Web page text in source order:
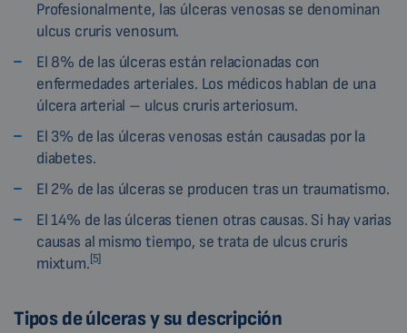
Profesionalmente, las úlceras venosas se denominan
ulcus cruris venosum.
El 8% de las úlceras están relacionadas con
enfermedades arteriales. Los médicos hablan de una
úlcera arterial – ulcus cruris arteriosum.
El 3% de las úlceras venosas están causadas por la
diabetes.
El 2% de las úlceras se producen tras un traumatismo.
El 14% de las úlceras tienen otras causas. Si hay varias
causas al mismo tiempo, se trata de ulcus cruris
mixtum.[5]
Tipos de úlceras y su descripción